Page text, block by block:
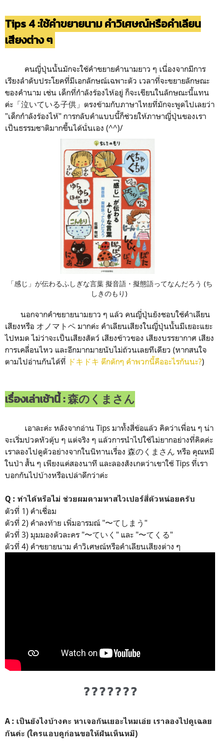
Tips 4 :ใช้คำขยายนาม คำวิเศษณ์หรือคำเลียน
เสียงต่าง ๆ
คนญี่ปุ่นนั้นมักจะใช้คำขยายคำนามยาว ๆ เนื่องจากมีการ
เรียงลำดับประโยคที่มีเอกลักษณ์เฉพาะตัว เวลาที่จะขยายลักษณะ
ของคำนาม เช่น เด็กที่กำลังร้องไห้อยู่ ก็จะเขียนในลักษณะนี้แทน
ค่ะ「泣いている子供」ตรงข้ามกับภาษาไทยที่มักจะพูดไปเลยว่า
"เด็กกำลังร้องไห้" การกลับคำแบบนี้ก็ช่วยให้ภาษาญี่ปุ่นของเรา
เป็นธรรมชาติมากขึ้นได้นั่นเอง (^^)/
「感じ」が伝わるふしぎな言葉 擬音語・擬態語ってなんだろう (ち
しきのもり)
นอกจากคำขยายนามยาว ๆ แล้ว คนญี่ปุ่นยังชอบใช้คำเลียน
เสียงหรือ オノマトペ มากค่ะ คำเลียนเสียงในญี่ปุ่นนั้นมีเยอะแยะ
ไปหมด ไม่ว่าจะเป็นเสียงสัตว์ เสียงข้าวของ เสียงบรรยากาศ เสียง
การเคลื่อนไหว และอีกมากมายนับไม่ถ้วนเลยทีเดียว (หากสนใจ
ตามไปอ่านกันได้ที่ ドキドキ ตึกตักๆ คำพวกนี้คืออะไรกันนะ?)
เรื่องเล่าเช้านี้ : 森のくまさん
เอาละค่ะ หลังจากอ่าน Tips มาทั้งสี่ข้อแล้ว คิดว่าเพื่อน ๆ น่า
จะเริ่มปวดหัวตุ้บ ๆ แต่จริง ๆ แล้วการนำไปใช้ไม่ยากอย่างที่คิดค่ะ
เราลองไปดูตัวอย่างจากในนิทานเรื่อง 森のくまさん หรือ คุณหมี
ในป่า สั้น ๆ เพียงแค่สองนาที และลองสังเกตว่าเขาใช้ Tips ที่เรา
บอกกันไปบ้างหรือเปล่าดีกว่าค่ะ
Q : ทำได้หรือไม่ ช่วยผมตามหาสไวเปอร์สี่ตัวหน่อยครับ
ตัวที่ 1) คำเชื่อม
ตัวที่ 2) คำลงท้าย เพิ่มอารมณ์ "〜てしまう"
ตัวที่ 3) มุมมองตัวละคร "〜ていく" และ "〜てくる"
ตัวที่ 4) คำขยายนาม คำวิเศษณ์หรือคำเลียนเสียงต่าง ๆ
???????
A : เป็นยังไงบ้างคะ หาเจอกันเยอะไหมเอ่ย เราลองไปดูเฉลย
กันค่ะ (ใครแอบดูก่อนขอให้ฝันเห็นหมี)